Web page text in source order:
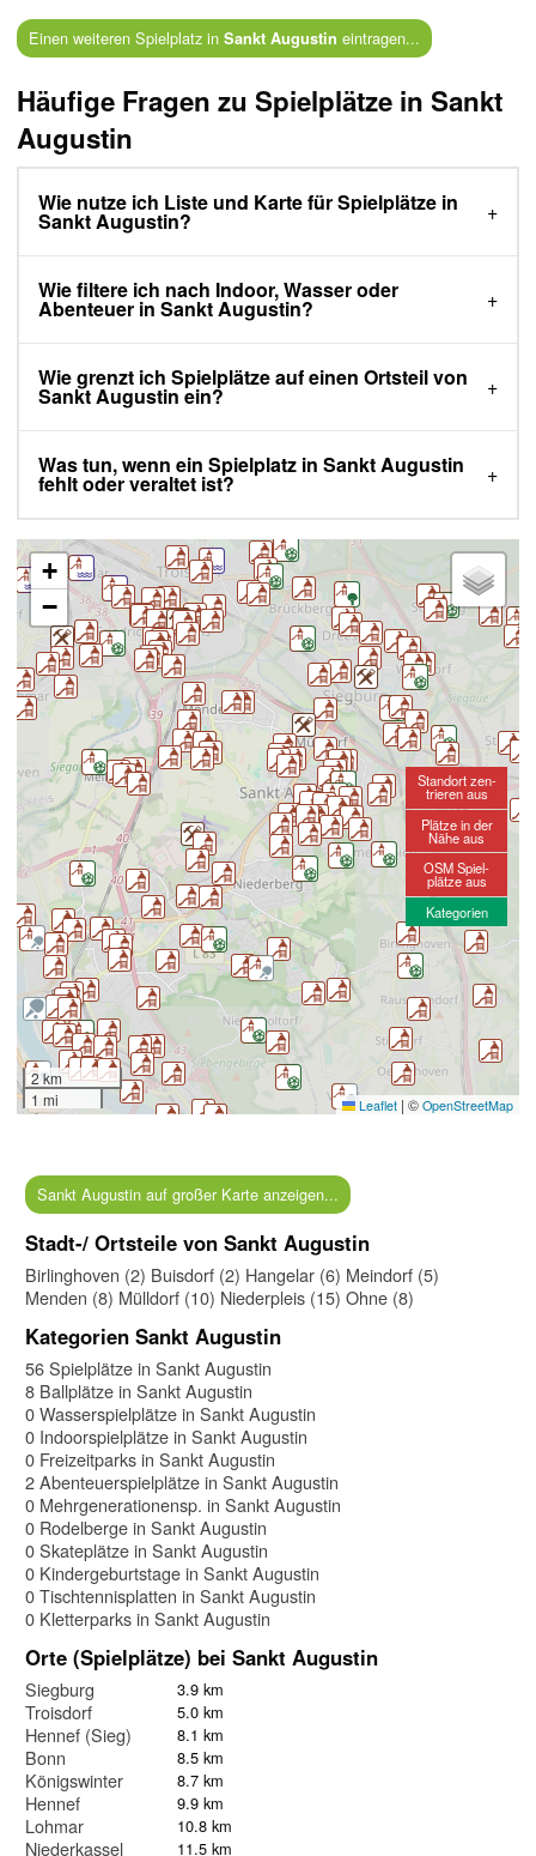
Einen weiteren Spielplatz in Sankt Augustin eintragen...
Häufige Fragen zu Spielplätze in Sankt
Augustin
Wie nutze ich Liste und Karte für Spielplätze in
Sankt Augustin?
Wie filtere ich nach Indoor, Wasser oder
Abenteuer in Sankt Augustin?
Wie grenzt ich Spielplätze auf einen Ortsteil von
Sankt Augustin ein?
Was tun, wenn ein Spielplatz in Sankt Augustin
fehlt oder veraltet ist?
+
−
2 km
1 mi
Leaflet | © OpenStreetMap
Standort zen-
trieren aus
Plätze in der
Nähe aus
OSM Spiel-
plätze aus
Kategorien
Sankt Augustin auf großer Karte anzeigen...
Stadt-/ Ortsteile von Sankt Augustin
Birlinghoven (2) Buisdorf (2) Hangelar (6) Meindorf (5)
Menden (8) Mülldorf (10) Niederpleis (15) Ohne (8)
Kategorien Sankt Augustin
56 Spielplätze in Sankt Augustin
8 Ballplätze in Sankt Augustin
0 Wasserspielplätze in Sankt Augustin
0 Indoorspielplätze in Sankt Augustin
0 Freizeitparks in Sankt Augustin
2 Abenteuerspielplätze in Sankt Augustin
0 Mehrgenerationensp. in Sankt Augustin
0 Rodelberge in Sankt Augustin
0 Skateplätze in Sankt Augustin
0 Kindergeburtstage in Sankt Augustin
0 Tischtennisplatten in Sankt Augustin
0 Kletterparks in Sankt Augustin
Orte (Spielplätze) bei Sankt Augustin
Siegburg 3.9 km
Troisdorf 5.0 km
Hennef (Sieg) 8.1 km
Bonn 8.5 km
Königswinter 8.7 km
Hennef 9.9 km
Lohmar 10.8 km
Niederkassel 11.5 km